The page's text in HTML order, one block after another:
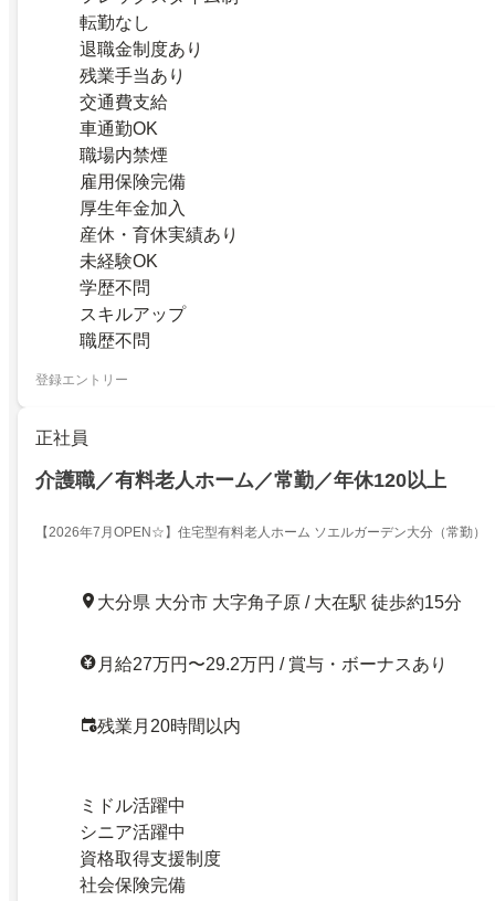
転勤なし
退職金制度あり
残業手当あり
交通費支給
車通勤OK
職場内禁煙
雇用保険完備
厚生年金加入
産休・育休実績あり
未経験OK
学歴不問
スキルアップ
職歴不問
登録エントリー
正社員
介護職／有料老人ホーム／常勤／年休120以上
【2026年7月OPEN☆】住宅型有料老人ホーム ソエルガーデン大分（常勤）
大分県 大分市 大字角子原 / 大在駅 徒歩約15分
月給27万円〜29.2万円 / 賞与・ボーナスあり
残業月20時間以内
ミドル活躍中
シニア活躍中
資格取得支援制度
社会保険完備